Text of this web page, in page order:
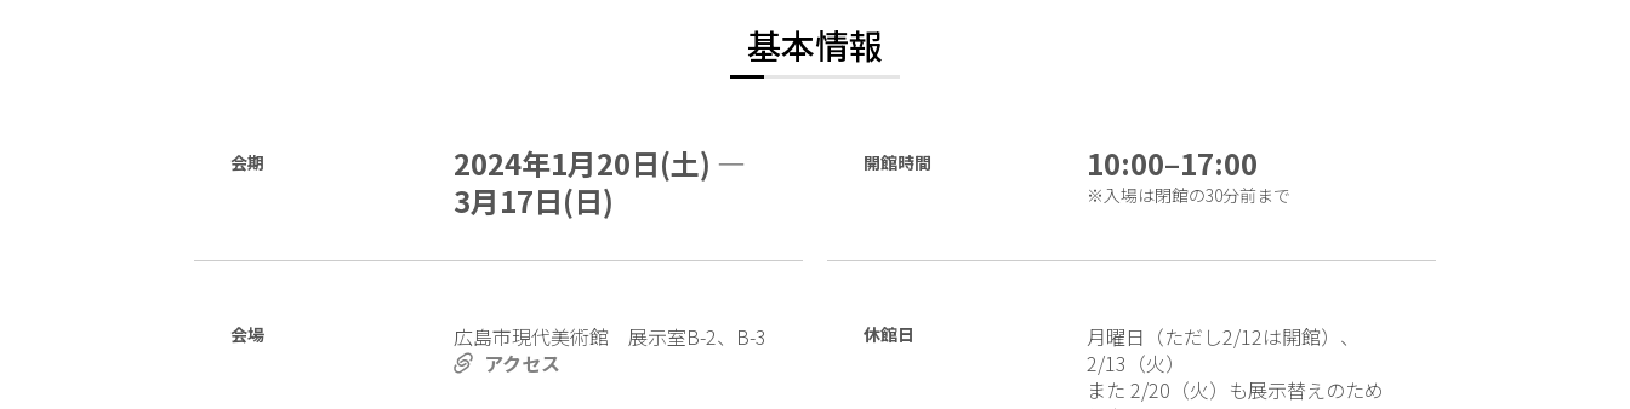
基本情報
会期
2024年1月20日(土) —
3月17日(日)
開館時間 10:00–17:00
※入場は閉館の30分前まで
会場
広島市現代美術館 展示室B-2、B-3
アクセス
休館日
月曜日（ただし2/12は開館）、
2/13（火）
また 2/20（火）も展示替えのため